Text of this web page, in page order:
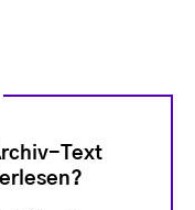
Text